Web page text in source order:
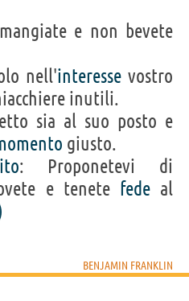
e non bevete
nell'interessevostro
inutili.
sia al suo posto e
giusto.
: Proponetevi di
e tenete fedeal
BENJAMIN FRANKLIN